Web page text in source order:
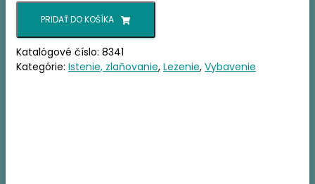
množstvo
SINGING
ROCK
BORHÁK
PRIDAŤ DO KOŠÍKA
Katalógové číslo: 8341
Kategórie: Istenie, zlaňovanie, Lezenie, Vybavenie